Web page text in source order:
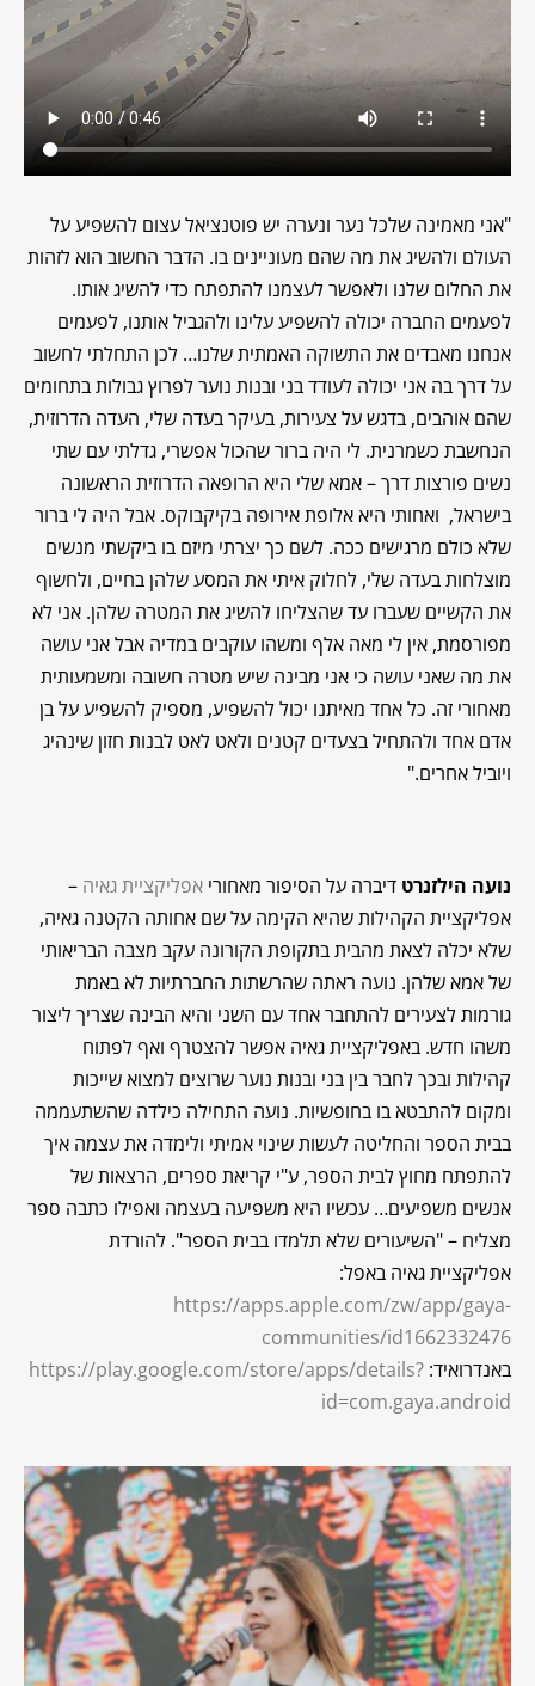
"אני מאמינה שלכל נער ונערה יש פוטנציאל עצום להשפיע על
העולם ולהשיג את מה שהם מעוניינים בו. הדבר החשוב הוא לזהות
את החלום שלנו ולאפשר לעצמנו להתפתח כדי להשיג אותו.
לפעמים החברה יכולה להשפיע עלינו ולהגביל אותנו, לפעמים
אנחנו מאבדים את התשוקה האמתית שלנו… לכן התחלתי לחשוב
על דרך בה אני יכולה לעודד בני ובנות נוער לפרוץ גבולות בתחומים
שהם אוהבים, בדגש על צעירות, בעיקר בעדה שלי, העדה הדרוזית,
הנחשבת כשמרנית. לי היה ברור שהכול אפשרי, גדלתי עם שתי
נשים פורצות דרך – אמא שלי היא הרופאה הדרוזית הראשונה
בישראל, ואחותי היא אלופת אירופה בקיקבוקס. אבל היה לי ברור
שלא כולם מרגישים ככה. לשם כך יצרתי מיזם בו ביקשתי מנשים
מוצלחות בעדה שלי, לחלוק איתי את המסע שלהן בחיים, ולחשוף
את הקשיים שעברו עד שהצליחו להשיג את המטרה שלהן. אני לא
מפורסמת, אין לי מאה אלף ומשהו עוקבים במדיה אבל אני עושה
את מה שאני עושה כי אני מבינה שיש מטרה חשובה ומשמעותית
מאחורי זה. כל אחד מאיתנו יכול להשפיע, מספיק להשפיע על בן
אדם אחד ולהתחיל בצעדים קטנים ולאט לאט לבנות חזון שינהיג
ויוביל אחרים."
נועה הילזנרט דיברה על הסיפור מאחורי אפליקציית גאיה –
אפליקציית הקהילות שהיא הקימה על שם אחותה הקטנה גאיה,
שלא יכלה לצאת מהבית בתקופת הקורונה עקב מצבה הבריאותי
של אמא שלהן. נועה ראתה שהרשתות החברתיות לא באמת
גורמות לצעירים להתחבר אחד עם השני והיא הבינה שצריך ליצור
משהו חדש. באפליקציית גאיה אפשר להצטרף ואף לפתוח
קהילות ובכך לחבר בין בני ובנות נוער שרוצים למצוא שייכות
ומקום להתבטא בו בחופשיות. נועה התחילה כילדה שהשתעממה
בבית הספר והחליטה לעשות שינוי אמיתי ולימדה את עצמה איך
להתפתח מחוץ לבית הספר, ע"י קריאת ספרים, הרצאות של
אנשים משפיעים… עכשיו היא משפיעה בעצמה ואפילו כתבה ספר
מצליח – "השיעורים שלא תלמדו בבית הספר". להורדת
אפליקציית גאיה באפל:
https://apps.apple.com/zw/app/gaya-
communities/id1662332476
באנדרואיד: https://play.google.com/store/apps/details?
id=com.gaya.android